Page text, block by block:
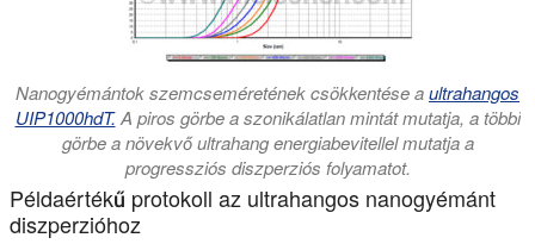
Nanogyémántok szemcseméretének csökkentése aultrahangos
UIP1000hdT.A piros görbe a szonikálatlan mintát mutatja, a többi
görbe a növekvő ultrahang energiabevitellel mutatja a
progressziós diszperziós folyamatot.
Példaértékű protokoll az ultrahangos nanogyémánt
diszperzióhoz